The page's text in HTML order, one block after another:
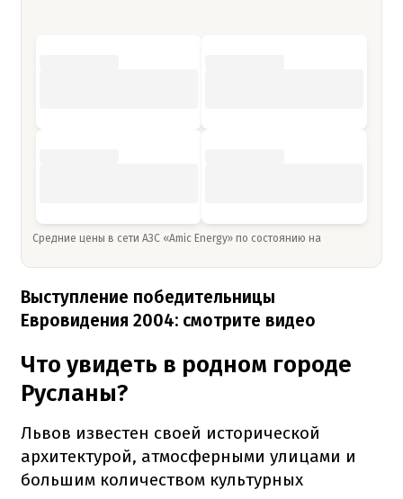
Средние цены в сети АЗС «Amic Energy» по состоянию на
Выступление победительницы
Евровидения 2004: смотрите видео
Что увидеть в родном городе
Русланы?
Львов известен своей исторической
архитектурой, атмосферными улицами и
большим количеством культурных